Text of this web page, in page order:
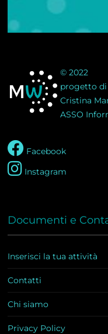
© 2022
progetto di
Cristina
ASSO
Facebook
Instagram
Documenti e
Inserisci la tua attività
Contatti
Chi siamo
Privacy Policy